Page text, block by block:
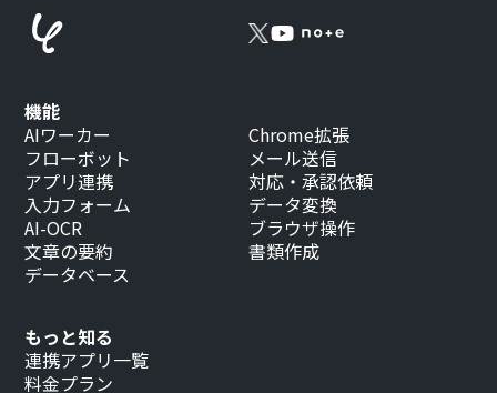
もっと知る
連携アプリ一覧
料金プラン
機能
AIワーカー
フローボット
アプリ連携
入力フォーム
AI-OCR
文章の要約
データベース
Chrome拡張
メール送信
対応・承認依頼
データ変換
ブラウザ操作
書類作成